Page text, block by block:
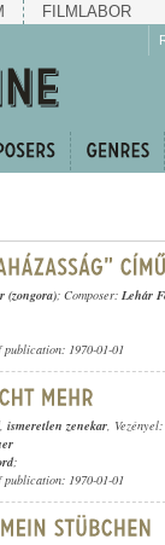
FILMLABOR
(zongora); Composer: Lehár
publication: 1970-01-01
, ismeretlen zenekar, Vezényel:
;
publication: 1970-01-01